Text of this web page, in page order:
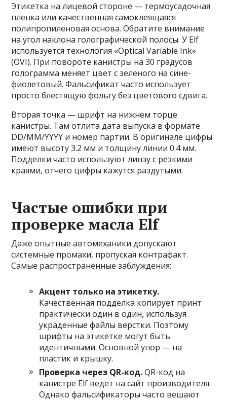
Этикетка на лицевой стороне — термоусадочная
пленка или качественная самоклеящаяся
полипропиленовая основа. Обратите внимание
на угол наклона голографической полосы. У Elf
используется технология «Optical Variable Ink»
(OVI). При повороте канистры на 30 градусов
голограмма меняет цвет с зеленого на сине-
фиолетовый. Фальсификат часто использует
просто блестящую фольгу без цветового сдвига.
Вторая точка — шрифт на нижнем торце
канистры. Там отлита дата выпуска в формате
DD/MM/YYYY и номер партии. В оригинале цифры
имеют высоту 3.2 мм и толщину линии 0.4 мм.
Подделки часто используют линзу с резкими
краями, отчего цифры кажутся раздутыми.
Частые ошибки при
проверке масла Elf
Даже опытные автомеханики допускают
системные промахи, пропуская контрафакт.
Самые распространенные заблуждения:
Акцент только на этикетку.
Качественная подделка копирует принт
практически один в один, используя
украденные файлы верстки. Поэтому
шрифты на этикетке могут быть
идентичными. Основной упор — на
пластик и крышку.
Проверка через QR-код.QR-код на
канистре Elf ведет на сайт производителя.
Однако фальсификаторы часто вешают